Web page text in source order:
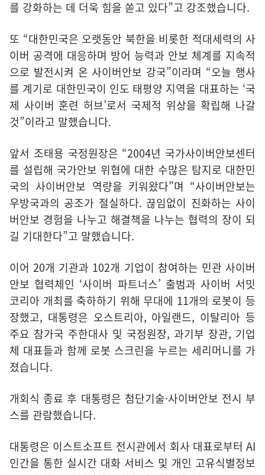
를 강화하는 데 더욱 힘을 쏟고 있다”고 강조했습니다.
또 “대한민국은 오랫동안 북한을 비롯한 적대세력의 사
이버 공격에 대응하며 방어 능력과 안보 체계를 지속적
으로 발전시켜 온 사이버안보 강국”이라며 “오늘 행사
를 계기로 대한민국이 인도 태평양 지역을 대표하는 ‘국
제 사이버 훈련 허브’로서 국제적 위상을 확립해 나갈
것”이라고 말했습니다.
앞서 조태용 국정원장은 “2004년 국가사이버안보센터
를 설립해 국가안보 위협에 대한 수많은 탐지로 대한민
국의 사이버안보 역량을 키워왔다”며 “사이버안보는
우방국과의 공조가 절실하다. 끊임없이 진화하는 사이
버안보 경험을 나누고 해결책을 나누는 협력의 장이 되
길 기대한다”고 말했습니다.
이어 20개 기관과 102개 기업이 참여하는 민관 사이버
안보 협력체인 ‘사이버 파트너스’ 출범과 사이버 서밋
코리아 개최를 축하하기 위해 무대에 11개의 로봇이 등
장했고, 대통령은 오스트리아, 아일랜드, 이탈리아 등
주요 참가국 주한대사 및 국정원장, 과기부 장관, 기업
체 대표들과 함께 로봇 스크린을 누르는 세리머니를 가
졌습니다.
개회식 종료 후 대통령은 첨단기술·사이버안보 전시 부
스를 관람했습니다.
대통령은 이스트소프트 전시관에서 회사 대표로부터 AI
인간을 통한 실시간 대화 서비스 및 개인 고유식별정보